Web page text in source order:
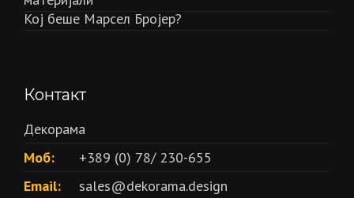
Кој беше Марсел Бројер?
Контакт
Декорама
Моб:
+389 (0) 78/ 230-655
Email:
sales@dekorama.design